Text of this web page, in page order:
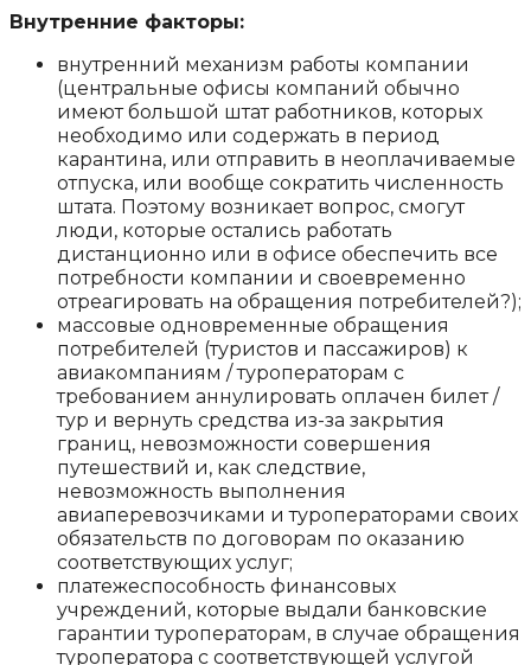
Внутренние факторы:
внутренний механизм работы компании
(центральные офисы компаний обычно
имеют большой штат работников, которых
необходимо или содержать в период
карантина, или отправить в неоплачиваемые
отпуска, или вообще сократить численность
штата. Поэтому возникает вопрос, смогут
люди, которые остались работать
дистанционно или в офисе обеспечить все
потребности компании и своевременно
отреагировать на обращения потребителей?);
массовые одновременные обращения
потребителей (туристов и пассажиров) к
авиакомпаниям / туроператорам с
требованием аннулировать оплачен билет /
тур и вернуть средства из-за закрытия
границ, невозможности совершения
путешествий и, как следствие,
невозможность выполнения
авиаперевозчиками и туроператорами своих
обязательств по договорам по оказанию
соответствующих услуг;
платежеспособность финансовых
учреждений, которые выдали банковские
гарантии туроператорам, в случае обращения
туроператора с соответствующей услугой